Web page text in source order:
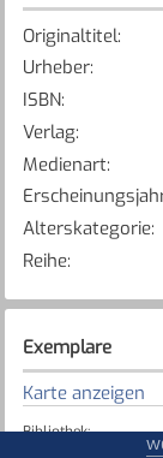
Originaltitel:
Urheber:
ISBN:
Verlag:
Medienart:
Alterskategorie:
Reihe:
Exemplare
Karte anzeigen
Bibliothek: